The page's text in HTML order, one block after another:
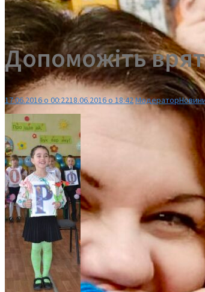
Допоможіть
17.06.2016 о 00:2218.06.2016 о 18:42Модератор